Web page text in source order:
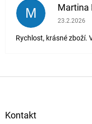
M Martina
Hodnocení
23.2.2026
Rychlost, krásné zboží.
Kontakt